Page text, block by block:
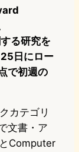
る研究を
日にロー
で初週の
カテゴリ
文書・ア
Computer